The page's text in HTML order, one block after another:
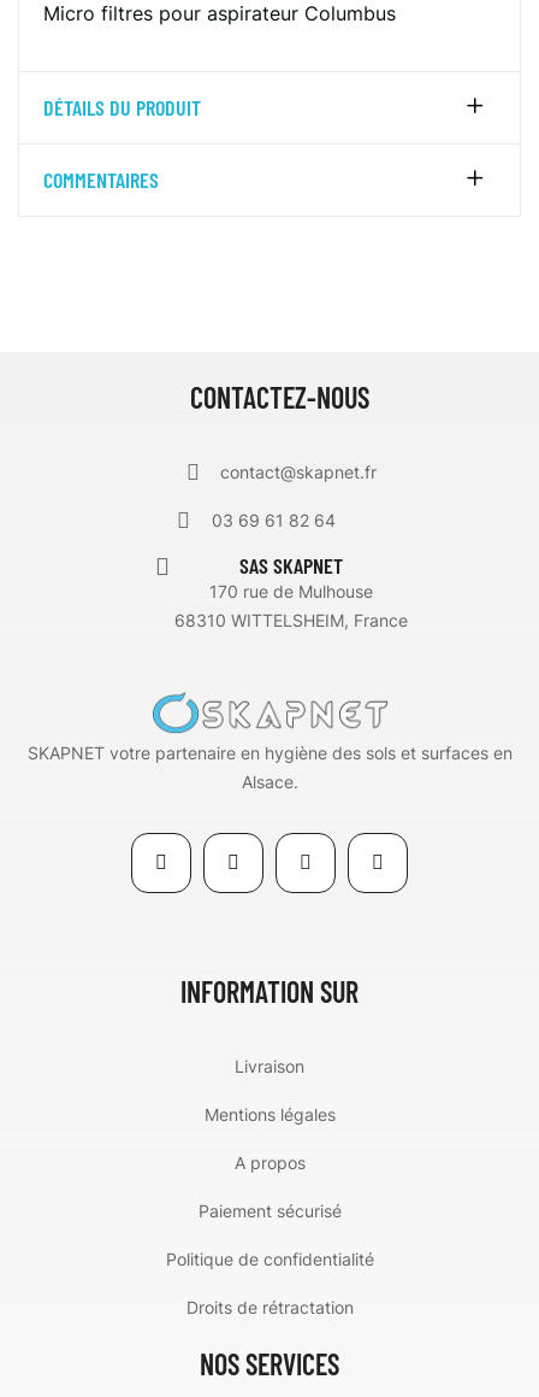
Micro filtres pour aspirateur Columbus
DÉTAILS DU PRODUIT
COMMENTAIRES
CONTACTEZ-NOUS
contact@skapnet.fr
03 69 61 82 64
SAS SKAPNET
170 rue de Mulhouse
68310 WITTELSHEIM, France
SKAPNET votre partenaire en hygiène des sols et surfaces en
Alsace.
INFORMATION SUR
Livraison
Mentions légales
A propos
Paiement sécurisé
Politique de confidentialité
Droits de rétractation
NOS SERVICES